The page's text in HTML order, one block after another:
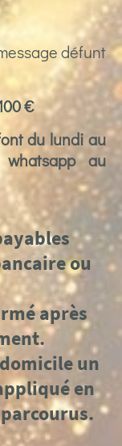
défunt
€
du lundi au
au
ou
après
un
en